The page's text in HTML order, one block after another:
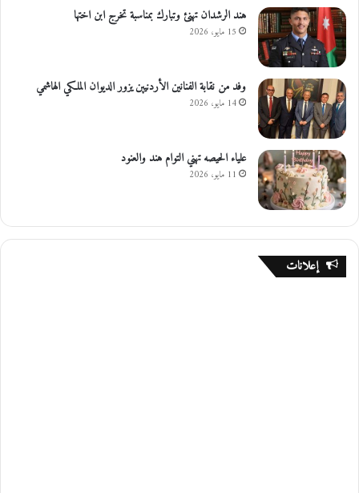
هند الرشدان تهنئ وتبارك بمناسبة تخرج ابن اختها
15 مايو، 2026
وفد من نقابة الفنانين الأردنيين يزور الديوان الملكي الهاشمي
14 مايو، 2026
علياء الحيصه تهني التوام هند والعنود
11 مايو، 2026
إعلانات